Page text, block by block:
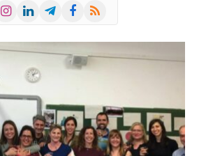
Instagram
LinkedInTelegramFacebook
RSS